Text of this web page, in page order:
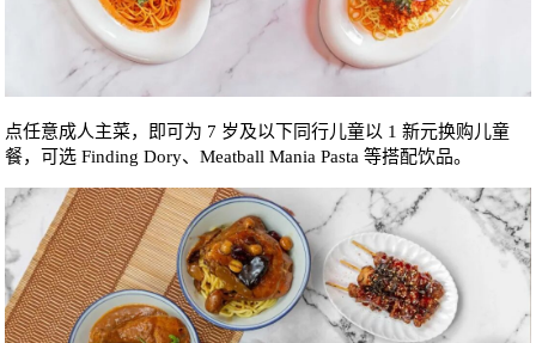
点任意成人主菜，即可为 7 岁及以下同行儿童以 1 新元换购儿童
餐，可选 Finding Dory、Meatball Mania Pasta 等搭配饮品。